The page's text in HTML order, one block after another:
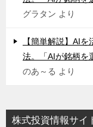
グラタン より
【簡単解説】AI
法。「AIが銘柄を
のあ～る より
株式投資情報サイ